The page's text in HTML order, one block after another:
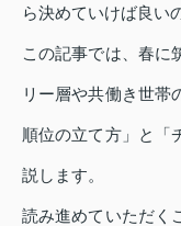
ら決めていけば良い
この記事では、春に
リー層や共働き世帯
順位の立て方」と「
説します。
読み進めていただく